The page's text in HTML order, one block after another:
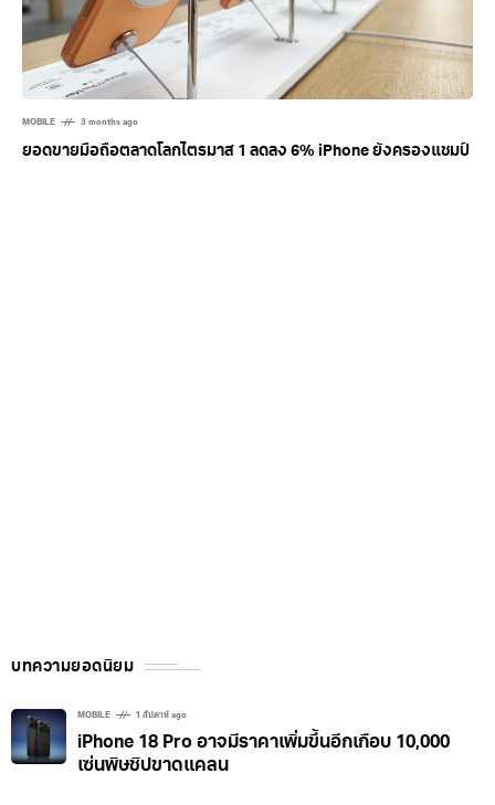
MOBILE 3 months ago
ยอดขายมือถือตลาดโลกไตรมาส 1 ลดลง 6% iPhone ยังครองแชมป์
บทความยอดนิยม
MOBILE 1 สัปดาห์ ago
iPhone 18 Pro อาจมีราคาเพิ่มขึ้นอีกเกือบ 10,000
เซ่นพิษชิปขาดแคลน